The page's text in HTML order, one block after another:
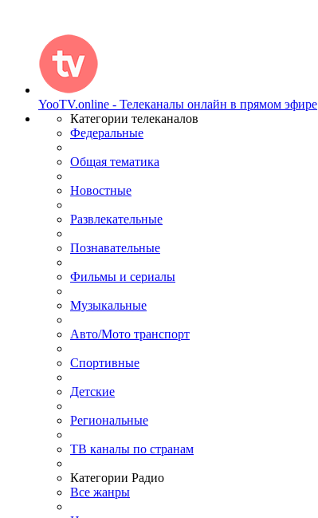
YooTV.online - Телеканалы онлайн в прямом эфире
Категории телеканалов
Федеральные
Общая тематика
Новостные
Развлекательные
Познавательные
Фильмы и сериалы
Музыкальные
Авто/Мото транспорт
Спортивные
Детские
Региональные
ТВ каналы по странам
Категории Радио
Все жанры